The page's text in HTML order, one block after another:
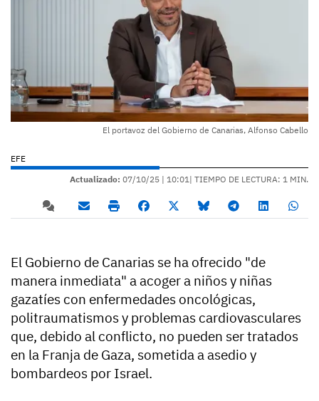
El portavoz del Gobierno de Canarias, Alfonso Cabello
EFE
Actualizado: 07/10/25 | 10:01| TIEMPO DE LECTURA: 1 MIN.
El Gobierno de Canarias se ha ofrecido "de
manera inmediata" a acoger a niños y niñas
gazatíes con enfermedades oncológicas,
politraumatismos y problemas cardiovasculares
que, debido al conflicto, no pueden ser tratados
en la Franja de Gaza, sometida a asedio y
bombardeos por Israel.